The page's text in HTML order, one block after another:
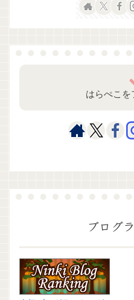
はらぺこを
ブログ